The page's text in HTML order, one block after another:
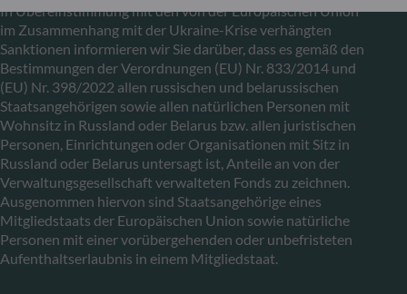
In Übereinstimmung mit den von der Europäischen Union
im Zusammenhang mit der Ukraine-Krise verhängten
Sanktionen informieren wir Sie darüber, dass es gemäß den
Bestimmungen der Verordnungen (EU) Nr. 833/2014 und
(EU) Nr. 398/2022 allen russischen und belarussischen
Staatsangehörigen sowie allen natürlichen Personen mit
Wohnsitz in Russland oder Belarus bzw. allen juristischen
Personen, Einrichtungen oder Organisationen mit Sitz in
Russland oder Belarus untersagt ist, Anteile an von der
Verwaltungsgesellschaft verwalteten Fonds zu zeichnen.
Ausgenommen hiervon sind Staatsangehörige eines
Mitgliedstaats der Europäischen Union sowie natürliche
Personen mit einer vorübergehenden oder unbefristeten
Aufenthaltserlaubnis in einem Mitgliedstaat.